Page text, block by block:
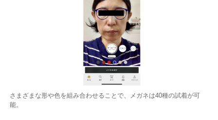
さまざまな形や色を組み合わせることで、メガネは40種の試着が可
能。